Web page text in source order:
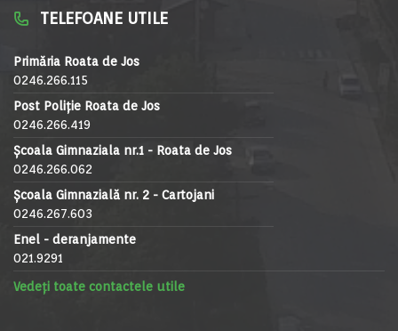
TELEFOANE UTILE
Primăria Roata de Jos
0246.266.115
Post Poliție Roata de Jos
0246.266.419
Școala Gimnaziala nr.1 - Roata de Jos
0246.266.062
Școala Gimnazială nr. 2 - Cartojani
0246.267.603
Enel - deranjamente
021.9291
Vedeți toate contactele utile